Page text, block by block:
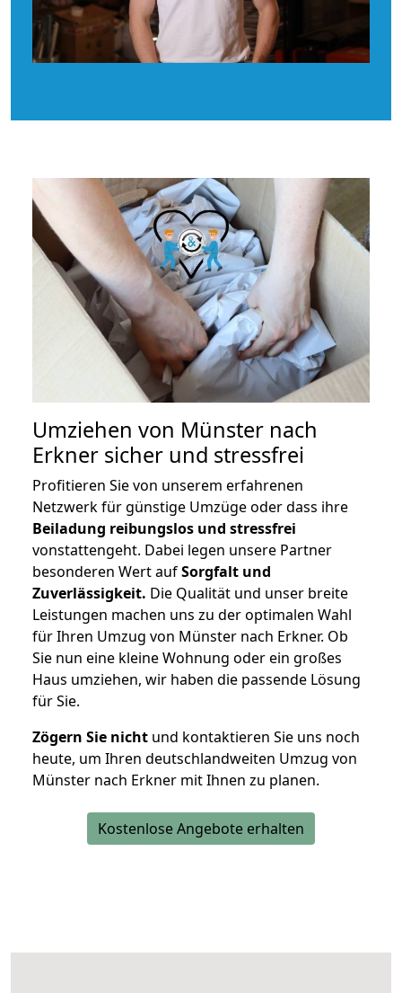
Umziehen von Münster nach
Erkner sicher und stressfrei
Profitieren Sie von unserem erfahrenen
Netzwerk für günstige Umzüge oder dass ihre
Beiladung reibungslos und stressfrei
vonstattengeht. Dabei legen unsere Partner
besonderen Wert aufSorgfalt und
Zuverlässigkeit. Die Qualität und unser breite
Leistungen machen uns zu der optimalen Wahl
für Ihren Umzug von Münster nach Erkner. Ob
Sie nun eine kleine Wohnung oder ein großes
Haus umziehen, wir haben die passende Lösung
für Sie.
Zögern Sie nicht und kontaktieren Sie uns noch
heute, um Ihren deutschlandweiten Umzug von
Münster nach Erkner mit Ihnen zu planen.
Kostenlose Angebote erhalten